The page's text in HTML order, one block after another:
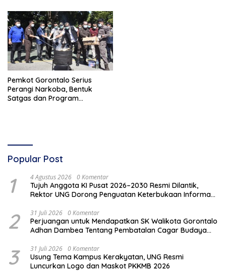
Pemkot Gorontalo Serius
Perangi Narkoba, Bentuk
Satgas dan Program
Popular Post
1 4 Agustus 2026 0 Komentar
Tujuh Anggota KI Pusat 2026–2030 Resmi Dilantik,
Rektor UNG Dorong Penguatan Keterbukaan Informasi
2 31 Juli 2026 0 Komentar
Perjuangan untuk Mendapatkan SK Walikota Gorontalo
Adhan Dambea Tentang Pembatalan Cagar Budaya
3 31 Juli 2026 0 Komentar
Usung Tema Kampus Kerakyatan, UNG Resmi
Luncurkan Logo dan Maskot PKKMB 2026